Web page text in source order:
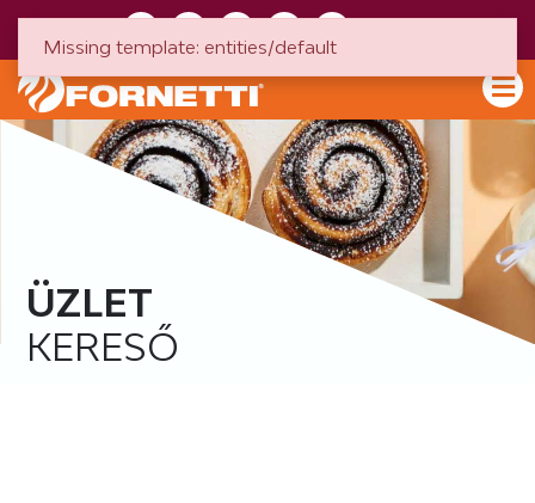
ÜZLET
KERESŐ
Missing template: entities/default